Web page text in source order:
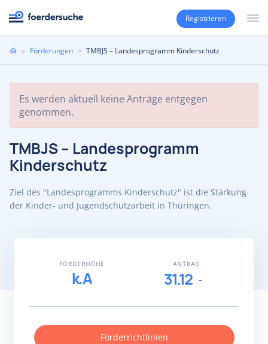
Registrieren
Sie
hier
» Förderungen » TMBJS – Landesprogramm Kinderschutz
Es werden aktuell keine Anträge entgegen
genommen.
TMBJS – Landesprogramm
Kinderschutz
Ziel des "Landesprogramms Kinderschutz" ist die Stärkung
der Kinder- und Jugendschutzarbeit in Thüringen.
FÖRDERHÖHE
k.A
ANTRAG
31.12
Förderrichtlinien